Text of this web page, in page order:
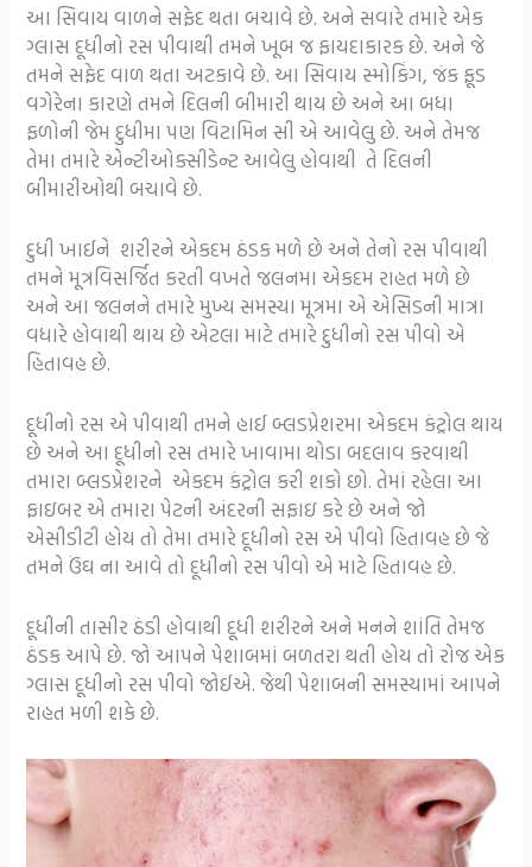
આ સિવાય વાળને સફેદ થતા બચાવે છે. અને સવારે તમારે એક
ગ્લાસ દૂધીનો રસ પીવાથી તમને ખૂબ જ ફાયદાકારક છે. અને જે
તમને સફેદ વાળ થતા અટકાવે છે. આ સિવાય સ્મોકિંગ, જંક ફૂડ
વગેરેના કારણે તમને દિલની બીમારી થાય છે અને આ બધા
ફળોની જેમ દુધીમા પણ વિટામિન સી એ આવેલુ છે. અને તેમજ
તેમા તમારે એન્ટીઓક્સીડેન્ટ આવેલુ હોવાથી તે દિલની
બીમારીઓથી બચાવે છે.
દુધી ખાઈને શરીરને એકદમ ઠંડક મળે છે અને તેનો રસ પીવાથી
તમને મૂત્રવિસર્જિત કરતી વખતે જલનમા એકદમ રાહત મળે છે
અને આ જલનને તમારે મુખ્ય સમસ્યા મૂત્રમા એ એસિડની માત્રા
વધારે હોવાથી થાય છે એટલા માટે તમારે દુધીનો રસ પીવો એ
હિતાવહ છે.
દૂધીનો રસ એ પીવાથી તમને હાઈ બ્લડપ્રેશરમા એકદમ કંટ્રોલ થાય
છે અને આ દૂધીનો રસ તમારે ખાવામા થોડા બદલાવ કરવાથી
તમારા બ્લડપ્રેશરને એકદમ કંટ્રોલ કરી શકો છો. તેમાં રહેલા આ
ફાઇબર એ તમારા પેટની અંદરની સફાઇ કરે છે અને જો
એસીડીટી હોય તો તેમા તમારે દૂધીનો રસ એ પીવો હિતાવહ છે જે
તમને ઉંઘ ના આવે તો દૂધીનો રસ પીવો એ માટે હિતાવહ છે.
દૂધીની તાસીર ઠંડી હોવાથી દૂધી શરીરને અને મનને શાંતિ તેમજ
ઠંડક આપે છે. જો આપને પેશાબમાં બળતરા થતી હોય તો રોજ એક
ગ્લાસ દૂધીનો રસ પીવો જોઈએ. જેથી પેશાબની સમસ્યામાં આપને
રાહત મળી શકે છે.